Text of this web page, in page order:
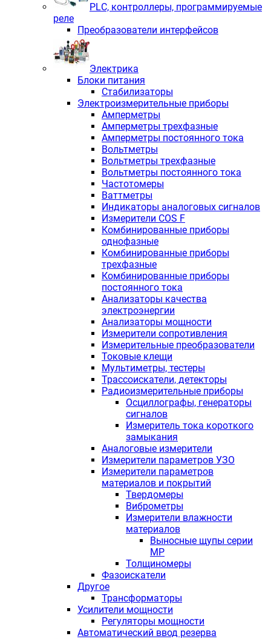
PLС, контроллеры, программируемые
реле
Преобразователи интерфейсов
Электрика
Блоки питания
Стабилизаторы
Электроизмерительные приборы
Амперметры
Амперметры трехфазные
Амперметры постоянного тока
Вольтметры
Вольтметры трехфазные
Вольтметры постоянного тока
Частотомеры
Ваттметры
Индикаторы аналоговых сигналов
Измерители COS F
Комбинированные приборы
однофазные
Комбинированные приборы
трехфазные
Комбинированные приборы
постоянного тока
Анализаторы качества
электроэнергии
Анализаторы мощности
Измерители сопротивления
Измерительные преобразователи
Токовые клещи
Мультиметры, тестеры
Трассоискатели, детекторы
Радиоизмерительные приборы
Осциллографы, генераторы
сигналов
Измеритель тока короткого
замыкания
Аналоговые измерители
Измерители параметров УЗО
Измерители параметров
материалов и покрытий
Твердомеры
Виброметры
Измерители влажности
материалов
Выносные щупы серии
МР
Толщиномеры
Фазоискатели
Другое
Трансформаторы
Усилители мощности
Регуляторы мощности
Автоматический ввод резерва